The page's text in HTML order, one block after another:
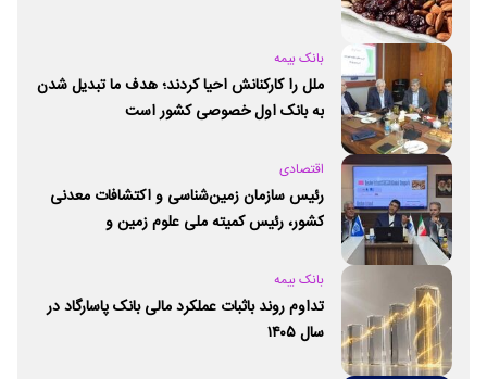
بانک بیمه
ملل را کارکنانش احیا کردند؛ هدف ما تبدیل شدن
به بانک اول خصوصی کشور است
اقتصادی
رئیس سازمان زمین‌شناسی و اکتشافات معدنی
کشور،‌ رئیس کمیته ملی علوم زمین و
بانک بیمه
تداوم روند باثبات عملکرد مالی بانک پاسارگاد در
سال ۱۴۰۵